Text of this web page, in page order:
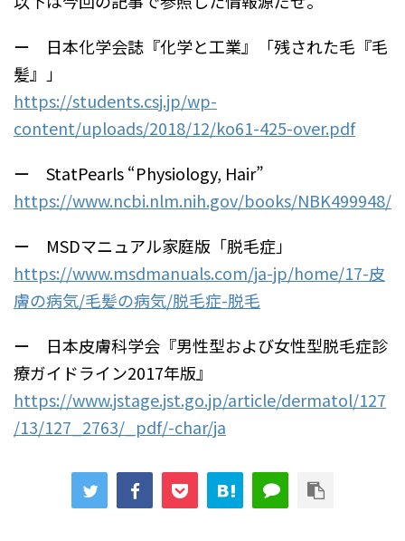
ー 日本化学会誌『化学と工業』「残された毛『毛
髪』」
https://students.csj.jp/wp-
content/uploads/2018/12/ko61-425-over.pdf
ー StatPearls “Physiology, Hair”
https://www.ncbi.nlm.nih.gov/books/NBK499948/
ー MSDマニュアル家庭版「脱毛症」
https://www.msdmanuals.com/ja-jp/home/17-皮
膚の病気/毛髪の病気/脱毛症-脱毛
ー 日本皮膚科学会『男性型および女性型脱毛症診
療ガイドライン2017年版』
https://www.jstage.jst.go.jp/article/dermatol/127
/13/127_2763/_pdf/-char/ja